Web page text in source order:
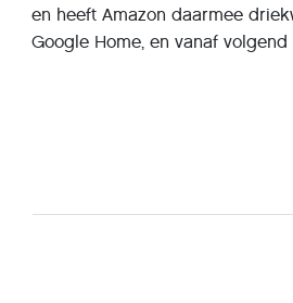
en heeft Amazon daarmee
Google Home, en vanaf